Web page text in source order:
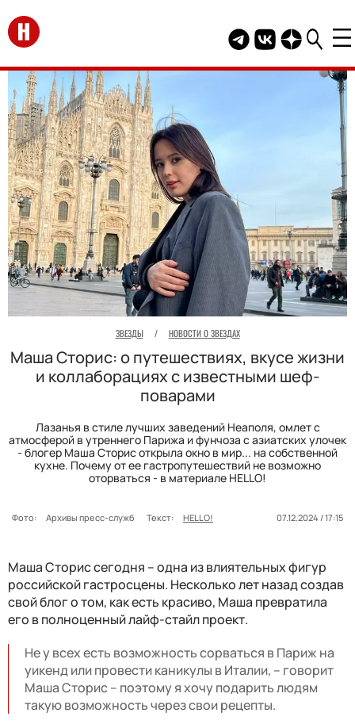
Перейти на главную
Telegram канал
Группа HELLO
Канал
ЗВЕЗДЫ / НОВОСТИ О ЗВЕЗДАХ
Маша Сторис: о путешествиях, вкусе жизни
и коллаборациях с известными шеф-
поварами
Лазанья в стиле лучших заведений Неаполя, омлет с
атмосферой в утреннего Парижа и фунчоза с азиатских улочек
- блогер Маша Сторис открыла окно в мир... на собственной
кухне. Почему от ее гастропутешествий не возможно
оторваться - в материале HELLO!
Фото: Архивы пресс-служб Текст: HELLO! 07.12.2024 / 17:15
Маша Сторис сегодня – одна из влиятельных фигур
российской гастросцены. Несколько лет назад создав
свой блог о том, как есть красиво, Маша превратила
его в полноценный лайф-стайл проект.
Не у всех есть возможность сорваться в Париж на
уикенд или провести каникулы в Италии, – говорит
Маша Сторис – поэтому я хочу подарить людям
такую возможность через свои рецепты.